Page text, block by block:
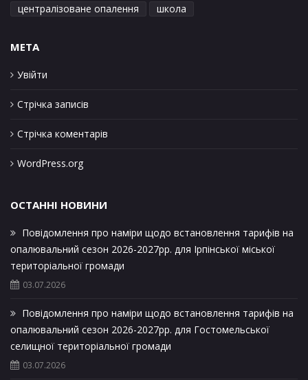
централізоване опалення
школа
META
Увійти
Стрічка записів
Стрічка коментарів
WordPress.org
ОСТАННІ НОВИНИ
Повідомлення про наміри щодо встановлення тарифів на
опалювальний сезон 2026-2027рр. для Ірпінської міської
територіальної громади
03.07.2026
Повідомлення про наміри щодо встановлення тарифів на
опалювальний сезон 2026-2027рр. для Гостомельської
селищної територіальної громади
03.07.2026